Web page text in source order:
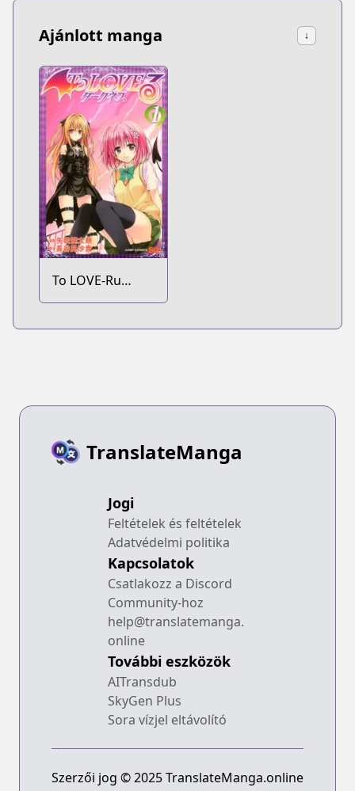
Ajánlott manga ↓
To LOVE-Ru
Darkness
TranslateManga
Jogi
Feltételek és feltételek
Adatvédelmi politika
Kapcsolatok
Csatlakozz a Discord
Community-hoz
help@translatemanga.
online
További eszközök
AITransdub
SkyGen Plus
Sora vízjel eltávolító
Szerzői jog © 2025 TranslateManga.online